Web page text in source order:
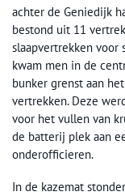
achter de Geniedijk
bestond uit 11
slaapvertrekken voor
kwam men in de
bunker grenst aan
vertrekken. Deze
voor het vullen van
de batterij plek aan
onderofficieren.
In de kazemat